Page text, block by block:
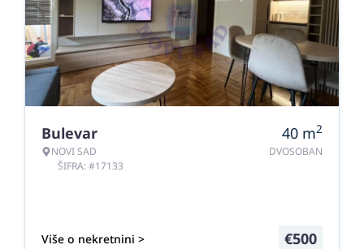
Bulevar
NOVI SAD
ŠIFRA: #17133
40 m2
DVOSOBAN
Više o nekretnini > €500